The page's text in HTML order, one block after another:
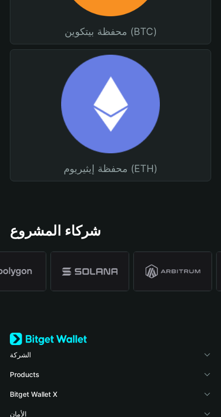
محفظة بيتكوين (BTC)
محفظة إيثيريوم (ETH)
شركاء المشروع
الشركة
المدونة
الأكاديمية
Products
Crypto Card
Stablecoin Earn
Bitget Wallet X
المطورون
الأمان